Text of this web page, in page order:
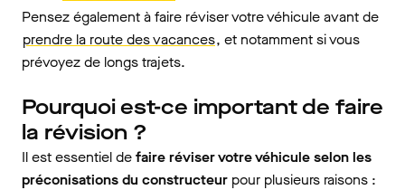
Pensez également à faire réviser votre véhicule avant de
prendre la route des vacances, et notamment si vous
prévoyez de longs trajets.
Pourquoi est-ce important de faire
la révision ?
Il est essentiel defaire réviser votre véhicule selon les
préconisations du constructeur pour plusieurs raisons :